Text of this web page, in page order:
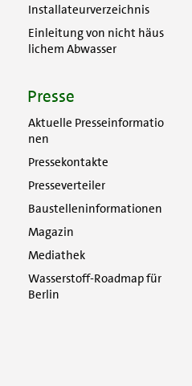
Installateurverzeichnis
Einleitung von nicht häus
lichem Abwasser
Presse
Aktuelle Presseinformatio
nen
Pressekontakte
Presseverteiler
Baustelleninformationen
Magazin
Mediathek
Wasserstoff-Roadmap für
Berlin